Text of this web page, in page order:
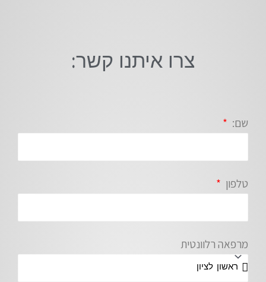
צרו איתנו קשר:
שם:
טלפון
מרפאה רלוונטית